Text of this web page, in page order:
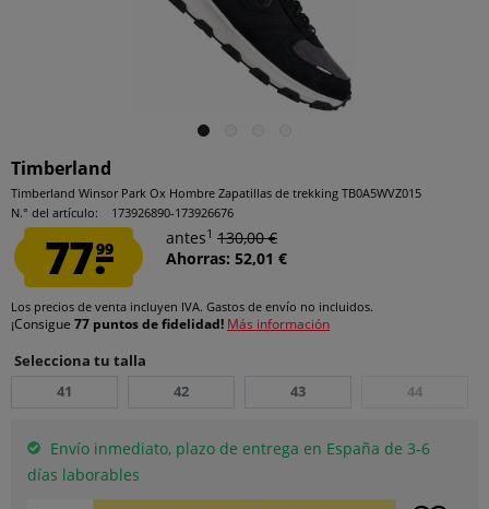
Timberland
Timberland Winsor Park Ox Hombre Zapatillas de trekking TB0A5WVZ015
N.° del artículo:
173926890-173926676
77.99
antes1 130,00 €
Ahorras: 52,01 €
Los precios de venta incluyen IVA. Gastos de envío no incluidos.
¡Consigue 77 puntos de fidelidad! Más información
Selecciona tu talla
41
42 43 44
Envío inmediato, plazo de entrega en España de 3-6
días laborables